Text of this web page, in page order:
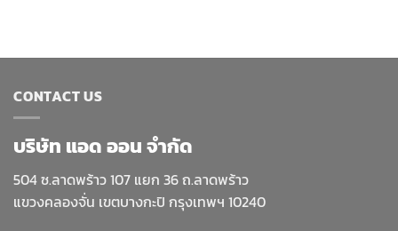
CONTACT US
บริษัท แอด ออน จำกัด
504 ซ.ลาดพร้าว 107 แยก 36 ถ.ลาดพร้าว
แขวงคลองจั่น เขตบางกะปิ กรุงเทพฯ 10240